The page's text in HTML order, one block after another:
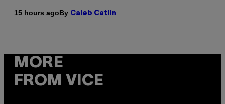
15 hours agoBy Caleb Catlin
MORE
FROM VICE